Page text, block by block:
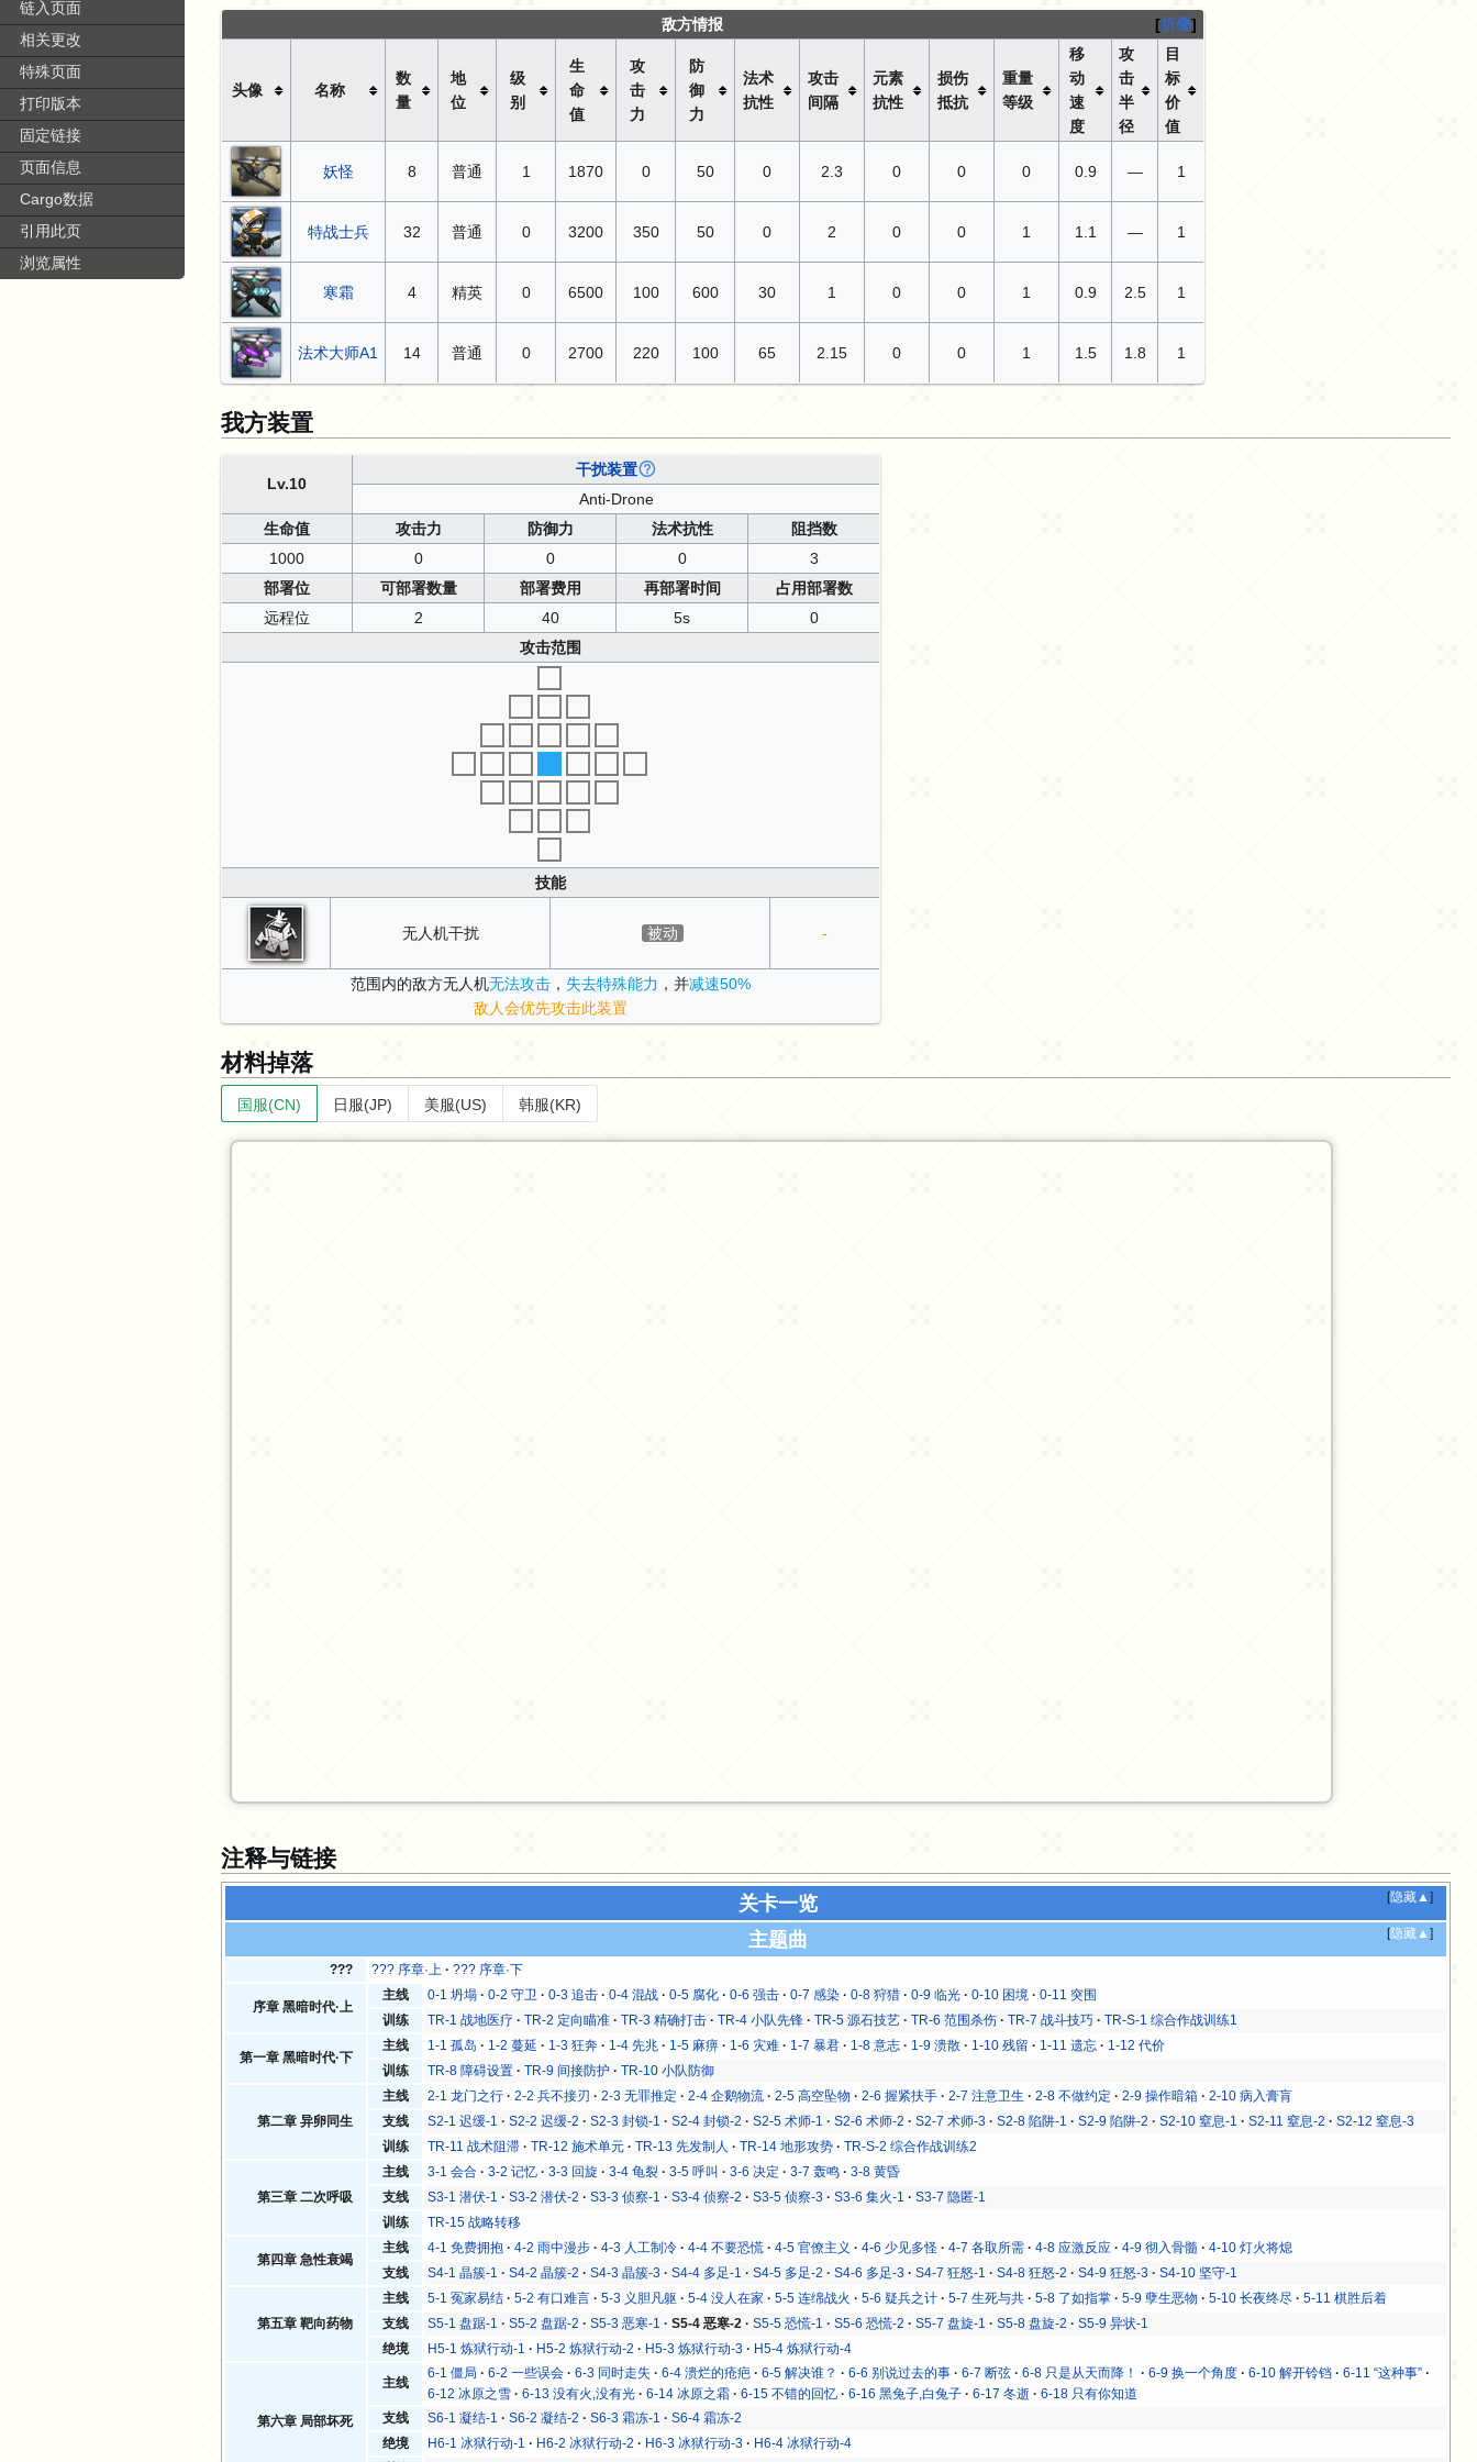
折叠
敌方情报
头像 名称
数
量
地
位
级
别
生
命
值
攻
击
力
防
御
力
法术
抗性
攻击
间隔
元素
抗性
损伤
抵抗
重量
等级
移
动
速
度
攻
击
半
径
目
标
价
值
妖怪 8 普通 1 1870 0 50 0 2.3 0 0 0 0.9 — 1
特战士兵 32 普通 0 3200 350 50 0 2 0 0 1 1.1 — 1
寒霜 4 精英 0 6500 100 600 30 1 0 0 1 0.9 2.5 1
法术大师A1 14 普通 0 2700 220 100 65 2.15 0 0 1 1.5 1.8 1
我方装置
Lv.10
干扰装置
Anti-Drone
生命值
攻击力 防御力 法术抗性
阻挡数
1000
0 0 0
3
部署位
可部署数量 部署费用 再部署时间
占用部署数
远程位
2 40 5s
0
攻击范围
技能
无人机干扰 被动 -
范围内的敌方无人机无法攻击 ， 失去特殊能力 ，并减速50%
敌人会优先攻击此装置
材料掉落
国服(CN) 日服(JP) 美服(US) 韩服(KR)
注释与链接
[隐藏▲ ]
关卡一览
[隐藏▲ ]
主题曲
??? ??? 序章·上 ??? 序章·下
序章 黑暗时代·上
主线 0-1 坍塌 0-2 守卫 0-3 追击 0-4 混战 0-5 腐化 0-6 强击 0-7 感染 0-8 狩猎 0-9 临光 0-10 困境
0-11 突围
训练
TR-1 战地医疗 TR-2 定向瞄准 TR-3 精确打击 TR-4 小队先锋 TR-5 源石技艺 TR-6 范围杀伤 TR-7 战斗技巧 TR-S-1 综合作战训练1
第一章 黑暗时代·下
主线 1-1 孤岛 1-2 蔓延 1-3 狂奔 1-4 先兆 1-5 麻痹 1-6 灾难 1-7 暴君 1-8 意志 1-9 溃散 1-10 残留 1-11 遗忘
1-12 代价
训练
TR-8 障碍设置 TR-9 间接防护 TR-10 小队防御
第二章 异卵同生
主线 2-1 龙门之行 2-2 兵不接刃 2-3 无罪推定 2-4 企鹅物流 2-5 高空坠物 2-6 握紧扶手 2-7 注意卫生 2-8 不做约定 2-9 操作暗箱
2-10 病入膏肓
支线
S2-1 迟缓-1 S2-2 迟缓-2 S2-3 封锁-1 S2-4 封锁-2 S2-5 术师-1 S2-6 术师-2 S2-7 术师-3 S2-8 陷阱-1 S2-9 陷阱-2 S2-10 窒息-1 S2-11 窒息-2
S2-12 窒息-3
训练
TR-11 战术阻滞 TR-12 施术单元 TR-13 先发制人 TR-14 地形攻势 TR-S-2 综合作战训练2
第三章 二次呼吸
主线 3-1 会合 3-2 记忆 3-3 回旋 3-4 龟裂 3-5 呼叫 3-6 决定 3-7 轰鸣
3-8 黄昏
支线
S3-1 潜伏-1 S3-2 潜伏-2 S3-3 侦察-1 S3-4 侦察-2 S3-5 侦察-3 S3-6 集火-1
S3-7 隐匿-1
训练
TR-15 战略转移
第四章 急性衰竭
主线 4-1 免费拥抱 4-2 雨中漫步 4-3 人工制冷 4-4 不要恐慌 4-5 官僚主义 4-6 少见多怪 4-7 各取所需 4-8 应激反应 4-9 彻入骨髓
4-10 灯火将熄
支线
S4-1 晶簇-1 S4-2 晶簇-2 S4-3 晶簇-3 S4-4 多足-1 S4-5 多足-2 S4-6 多足-3 S4-7 狂怒-1 S4-8 狂怒-2 S4-9 狂怒-3 S4-10 坚守-1
第五章 靶向药物
主线 5-1 冤家易结 5-2 有口难言 5-3 义胆凡躯 5-4 没人在家 5-5 连绵战火 5-6 疑兵之计 5-7 生死与共 5-8 了如指掌 5-9 孽生恶物 5-10 长夜终尽
5-11 棋胜后着
支线
S5-1 盘踞-1 S5-2 盘踞-2 S5-3 恶寒-1 S5-4 恶寒-2 S5-5 恐慌-1 S5-6 恐慌-2 S5-7 盘旋-1 S5-8 盘旋-2
S5-9 异状-1
绝境
H5-1 炼狱行动-1 H5-2 炼狱行动-2 H5-3 炼狱行动-3 H5-4 炼狱行动-4
第六章 局部坏死
主线
6-1 僵局 6-2 一些误会 6-3 同时走失 6-4 溃烂的疮疤 6-5 解决谁？ 6-6 别说过去的事 6-7 断弦 6-8 只是从天而降！ 6-9 换一个角度 6-10 解开铃铛
6-11 “这种事”
6-12 冰原之雪
6-13 没有火,没有光 6-14 冰原之霜 6-15 不错的回忆 6-16 黑兔子,白兔子 6-17 冬逝
6-18 只有你知道
支线
S6-1 凝结-1 S6-2 凝结-2 S6-3 霜冻-1
S6-4 霜冻-2
绝境
H6-1 冰狱行动-1 H6-2 冰狱行动-2 H6-3 冰狱行动-3
H6-4 冰狱行动-4
链入页面
相关更改
特殊页面
打印版本
固定链接
页面信息
Cargo数据
引用此页
浏览属性